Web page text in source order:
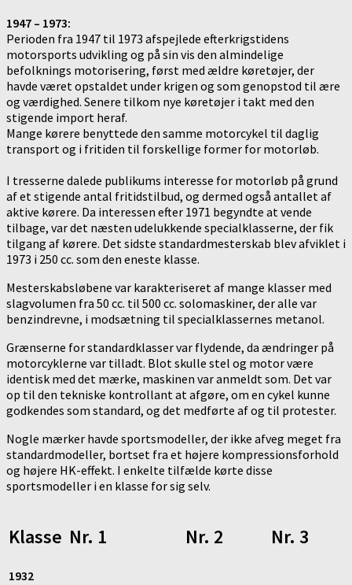
1947 – 1973:
Perioden fra 1947 til 1973 afspejlede efterkrigstidens
motorsports udvikling og på sin vis den almindelige
befolknings motorisering, først med ældre køretøjer, der
havde været opstaldet under krigen og som genopstod til ære
og værdighed. Senere tilkom nye køretøjer i takt med den
stigende import heraf.
Mange kørere benyttede den samme motorcykel til daglig
transport og i fritiden til forskellige former for motorløb.
I tresserne dalede publikums interesse for motorløb på grund
af et stigende antal fritidstilbud, og dermed også antallet af
aktive kørere. Da interessen efter 1971 begyndte at vende
tilbage, var det næsten udelukkende specialklasserne, der fik
tilgang af kørere. Det sidste standardmesterskab blev afviklet i
1973 i 250 cc. som den eneste klasse.
Mesterskabsløbene var karakteriseret af mange klasser med
slagvolumen fra 50 cc. til 500 cc. solomaskiner, der alle var
benzindrevne, i modsætning til specialklassernes metanol.
Grænserne for standardklasser var flydende, da ændringer på
motorcyklerne var tilladt. Blot skulle stel og motor være
identisk med det mærke, maskinen var anmeldt som. Det var
op til den tekniske kontrollant at afgøre, om en cykel kunne
godkendes som standard, og det medførte af og til protester.
Nogle mærker havde sportsmodeller, der ikke afveg meget fra
standardmodeller, bortset fra et højere kompressionsforhold
og højere HK-effekt. I enkelte tilfælde kørte disse
sportsmodeller i en klasse for sig selv.
Klasse Nr. 1 Nr. 2 Nr. 3
1932